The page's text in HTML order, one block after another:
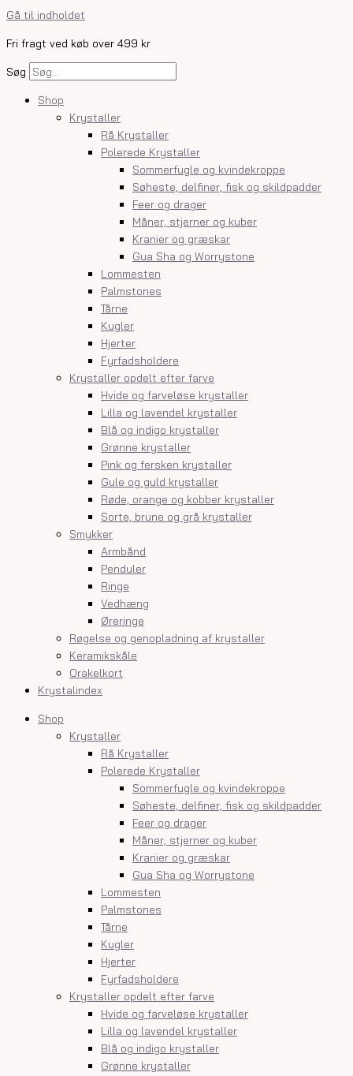
Gå til indholdet
Fri fragt ved køb over 499 kr
Søg
Shop
Krystaller
Rå Krystaller
Polerede Krystaller
Sommerfugle og kvindekroppe
Søheste, delfiner, fisk og skildpadder
Feer og drager
Måner, stjerner og kuber
Kranier og græskar
Gua Sha og Worrystone
Lommesten
Palmstones
Tårne
Kugler
Hjerter
Fyrfadsholdere
Krystaller opdelt efter farve
Hvide og farveløse krystaller
Lilla og lavendel krystaller
Blå og indigo krystaller
Grønne krystaller
Pink og fersken krystaller
Gule og guld krystaller
Røde, orange og kobber krystaller
Sorte, brune og grå krystaller
Smykker
Armbånd
Penduler
Ringe
Vedhæng
Øreringe
Røgelse og genopladning af krystaller
Keramikskåle
Orakelkort
Krystalindex
Shop
Krystaller
Rå Krystaller
Polerede Krystaller
Sommerfugle og kvindekroppe
Søheste, delfiner, fisk og skildpadder
Feer og drager
Måner, stjerner og kuber
Kranier og græskar
Gua Sha og Worrystone
Lommesten
Palmstones
Tårne
Kugler
Hjerter
Fyrfadsholdere
Krystaller opdelt efter farve
Hvide og farveløse krystaller
Lilla og lavendel krystaller
Blå og indigo krystaller
Grønne krystaller